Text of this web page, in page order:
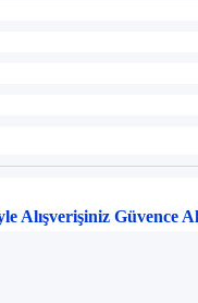
Alışverişiniz Güvence